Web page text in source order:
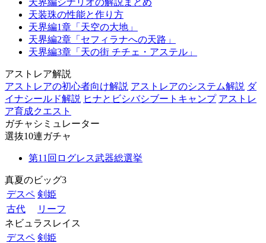
天界編シナリオの解説まとめ
天装珠の性能と作り方
天界編1章「天空の大地」
天界編2章「セフィラナへの天路」
天界編3章「天の街 チチェ・アステル」
アストレア解説
アストレアの初心者向け解説 アストレアのシステム解説 ダ
イナシールド解説 ヒナとビシバシブートキャンプ アストレ
ア育成クエスト
ガチャシミュレーター
選抜10連ガチャ
第11回ログレス武器総選挙
真夏のビッグ3
デスペ 剣姫
古代
リーフ
ネビュラスレイス
デスペ 剣姫